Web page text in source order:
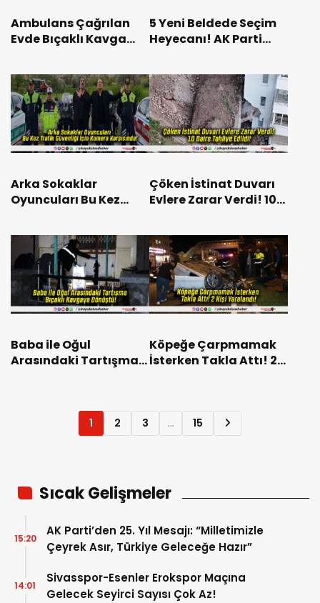
Ambulans Çağrılan
Evde Bıçaklı Kavga
5 Yeni Beldede Seçim
Heyecanı! AK Parti
Arka Sokaklar
Oyuncuları Bu Kez
Kamera Karşısında!
Çöken İstinat Duvarı
Evlere Zarar Verdi! 10
Baba ile Oğul
Arasındaki Tartışma
Köpeğe Çarpmamak
İsterken Takla Attı! 2
1 2 3 … 15
Sıcak Gelişmeler
AK Parti’den 25. Yıl Mesajı: “Milletimizle
Çeyrek Asır, Türkiye Geleceğe Hazır”
15:20
Sivasspor-Esenler Erokspor Maçına
Gelecek Seyirci Sayısı Çok Az!
14:01